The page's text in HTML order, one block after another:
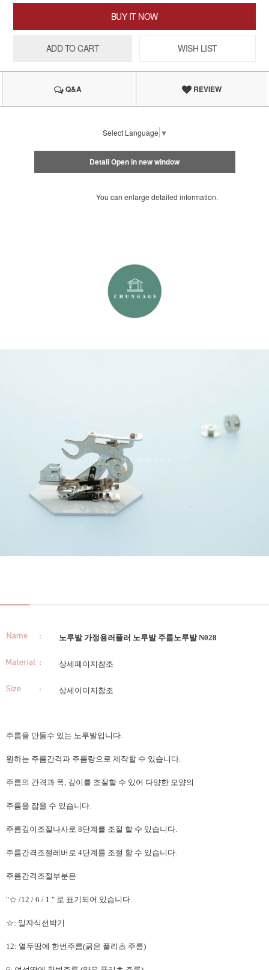
BUY IT NOW
ADD TO CART WISH LIST
Q&A REVIEW
Select Language ▼
Detail Open in new window
You can enlarge detailed information.
노루발 가정용러플러 노루발 주름노루발 N028
상세페이지참조
상세이미지참조
주름을 만들수 있는 노루발입니다.
원하는 주름간격과 주름량으로 제작할 수 있습니다.
주름의 간격과 폭, 깊이를 조절할 수 있어 다양한 모양의
주름을 잡을 수 있습니다.
주름깊이조절나사로 8단계를 조절 할 수 있습니다.
주름간격조절레버로 4단계를 조절 할 수 있습니다.
주름간격조절부분은
"☆ /12 / 6 / 1 " 로 표기되어 있습니다.
☆: 일자식선박기
12: 열두땀에 한번주름(굵은 플리츠 주름)